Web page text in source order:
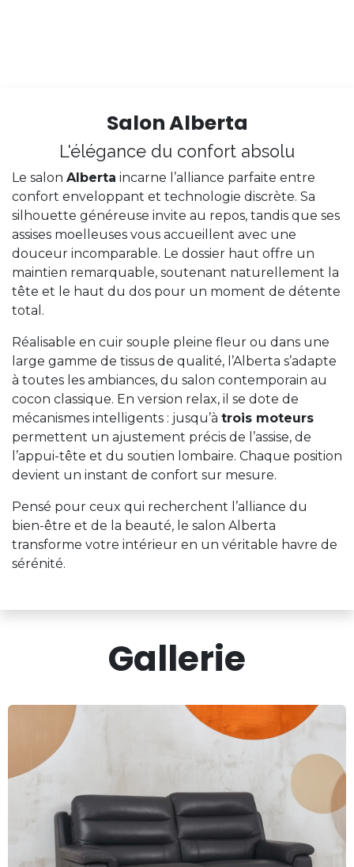
Salon Alberta
L'élégance du confort absolu
Le salon Alberta incarne l’alliance parfaite entre
confort enveloppant et technologie discrète. Sa
silhouette généreuse invite au repos, tandis que ses
assises moelleuses vous accueillent avec une
douceur incomparable. Le dossier haut offre un
maintien remarquable, soutenant naturellement la
tête et le haut du dos pour un moment de détente
total.
Réalisable en cuir souple pleine fleur ou dans une
large gamme de tissus de qualité, l’Alberta s’adapte
à toutes les ambiances, du salon contemporain au
cocon classique. En version relax, il se dote de
mécanismes intelligents : jusqu’à trois moteurs
permettent un ajustement précis de l’assise, de
l’appui-tête et du soutien lombaire. Chaque position
devient un instant de confort sur mesure.
Pensé pour ceux qui recherchent l’alliance du
bien-être et de la beauté, le salon Alberta
transforme votre intérieur en un véritable havre de
sérénité.
Gallerie